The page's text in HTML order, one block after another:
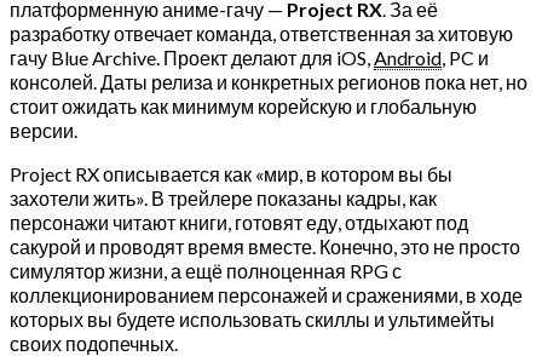
платформенную аниме-гачу — Project RX. За её
разработку отвечает команда, ответственная за хитовую
гачу Blue Archive. Проект делают для iOS,Android, PC и
консолей. Даты релиза и конкретных регионов пока нет, но
стоит ожидать как минимум корейскую и глобальную
версии.
Project RX описывается как «мир, в котором вы бы
захотели жить». В трейлере показаны кадры, как
персонажи читают книги, готовят еду, отдыхают под
сакурой и проводят время вместе. Конечно, это не просто
симулятор жизни, а ещё полноценная RPG с
коллекционированием персонажей и сражениями, в ходе
которых вы будете использовать скиллы и ультимейты
своих подопечных.